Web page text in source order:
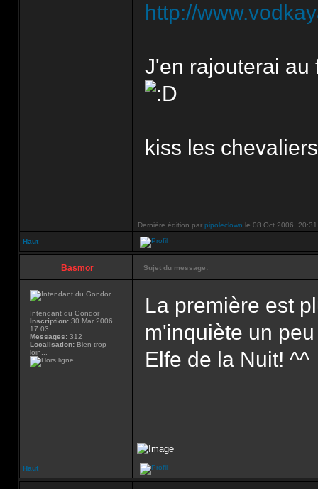
http://
J'en rajouterai au
kiss les
Dernière édition par pipoleclown le 08 Oct 2006,
Haut
Basmor Sujet du message:
Intendant du Gondor
Inscription: 30 Mar 2006,
17:03
Messages: 312
Localisation: Bien trop
loin...
La première est
m'inquiète un
Elfe de la Nuit! ^^
Haut